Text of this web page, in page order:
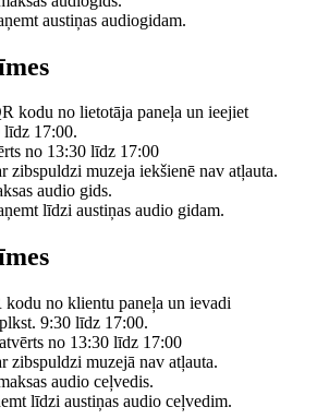
austiņas audiogidam.
kodu no lietotāja paneļa un ieejiet
17:00.
no 13:30 līdz 17:00
zibspuldzi muzeja iekšienē nav atļauta.
audio gids.
līdzi austiņas audio gidam.
kodu no klientu paneļa un ievadi
9:30 līdz 17:00.
no 13:30 līdz 17:00
zibspuldzi muzejā nav atļauta.
audio ceļvedis.
līdzi austiņas audio ceļvedim.